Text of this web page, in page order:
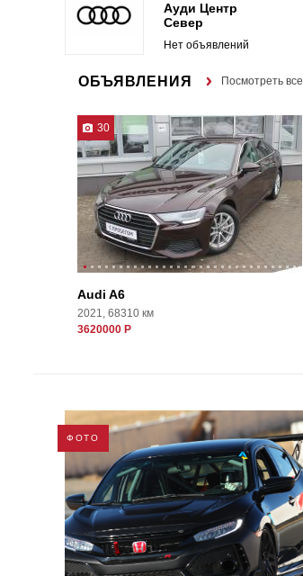
Ауди Центр
Север
Нет объявлений
ОБЪЯВЛЕНИЯ Посмотреть все
30
Audi A6
2021, 68310 км
3620000 Р
ФОТО